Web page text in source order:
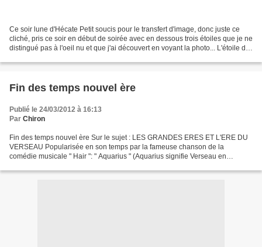
Ce soir lune d'Hécate Petit soucis pour le transfert d'image, donc juste ce
cliché, pris ce soir en début de soirée avec en dessous trois étoiles que je ne
distingué pas à l'oeil nu et que j'ai découvert en voyant la photo... L'étoile de
Fin des temps nouvel ère
Publié le 24/03/2012 à 16:13
Par Chiron
Fin des temps nouvel ère Sur le sujet : LES GRANDES ERES ET L'ERE DU
VERSEAU Popularisée en son temps par la fameuse chanson de la
comédie musicale " Hair ": " Aquarius " (Aquarius signifie Verseau en